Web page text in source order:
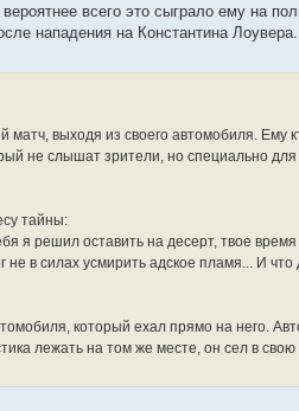
всего это сыграло ему на
нападения на Константина Лоувера.
выходя из своего автомобиля. Ему
не слышат зрители, но специально
тайны:
я решил оставить на десерт, твое
в силах усмирить адское пламя... И
который ехал прямо на него.
лежать на том же месте, он сел в